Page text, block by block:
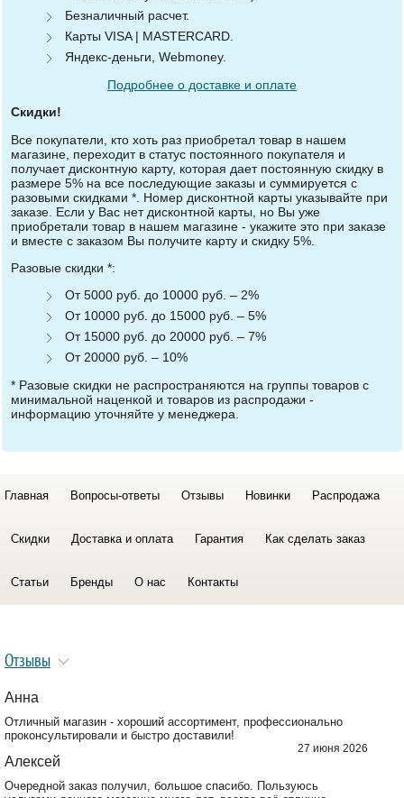
Безналичный расчет.
Карты VISA | MASTERCARD.
Яндекс-деньги, Webmoney.
Подробнее о доставке и оплате
Скидки!
Все покупатели, кто хоть раз приобретал товар в нашем
магазине, переходит в статус постоянного покупателя и
получает дисконтную карту, которая дает постоянную скидку в
размере 5% на все последующие заказы и суммируется с
разовыми скидками *. Номер дисконтной карты указывайте при
заказе. Если у Вас нет дисконтной карты, но Вы уже
приобретали товар в нашем магазине - укажите это при заказе
и вместе с заказом Вы получите карту и скидку 5%.
Разовые скидки *:
От 5000 руб. до 10000 руб. – 2%
От 10000 руб. до 15000 руб. – 5%
От 15000 руб. до 20000 руб. – 7%
От 20000 руб. – 10%
* Разовые скидки не распространяются на группы товаров с
минимальной наценкой и товаров из распродажи -
информацию уточняйте у менеджера.
Главная Вопросы-ответы Отзывы Новинки Распродажа
Скидки Доставка и оплата Гарантия Как сделать заказ
Статьи Бренды О нас Контакты
Отзывы
Анна
Отличный магазин - хороший ассортимент, профессионально
проконсультировали и быстро доставили!
27 июня 2026
Алексей
Очередной заказ получил, большое спасибо. Пользуюсь